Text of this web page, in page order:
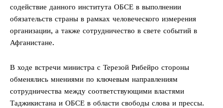
содействие данного института ОБСЕ в выполнении
обязательств страны в рамках человеческого измерения
организации, а также сотрудничество в свете событий в
Афганистане.
В ходе встречи министра с Терезой Рибейро стороны
обменялись мнениями по ключевым направлениям
сотрудничества между соответствующими властями
Таджикистана и ОБСЕ в области свободы слова и прессы.